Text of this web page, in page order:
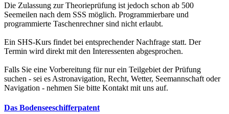
Die Zulassung zur Theorieprüfung ist jedoch schon ab 500
Seemeilen nach dem SSS möglich. Programmierbare und
programmierte Taschenrechner sind nicht erlaubt.
Ein SHS-Kurs findet bei entsprechender Nachfrage statt. Der
Termin wird direkt mit den Interessenten abgesprochen.
Falls Sie eine Vorbereitung für nur ein Teilgebiet der Prüfung
suchen - sei es Astronavigation, Recht, Wetter, Seemannschaft oder
Navigation - nehmen Sie bitte Kontakt mit uns auf.
Das Bodenseeschifferpatent